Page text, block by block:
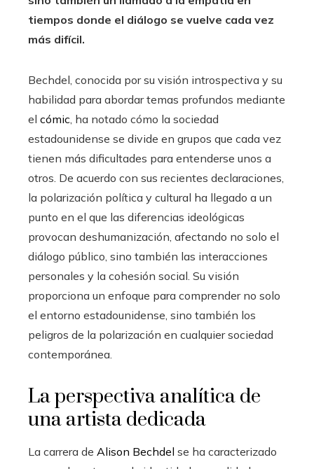
tiempos donde el diálogo se vuelve cada vez
más difícil.
Bechdel, conocida por su visión introspectiva y su
habilidad para abordar temas profundos mediante
el cómic , ha notado cómo la sociedad
estadounidense se divide en grupos que cada vez
tienen más dificultades para entenderse unos a
otros. De acuerdo con sus recientes declaraciones,
la polarización política y cultural ha llegado a un
punto en el que las diferencias ideológicas
provocan deshumanización, afectando no solo el
diálogo público, sino también las interacciones
personales y la cohesión social. Su visión
proporciona un enfoque para comprender no solo
el entorno estadounidense, sino también los
peligros de la polarización en cualquier sociedad
contemporánea.
La perspectiva analítica de
una artista dedicada
La carrera de Alison Bechdel se ha caracterizado